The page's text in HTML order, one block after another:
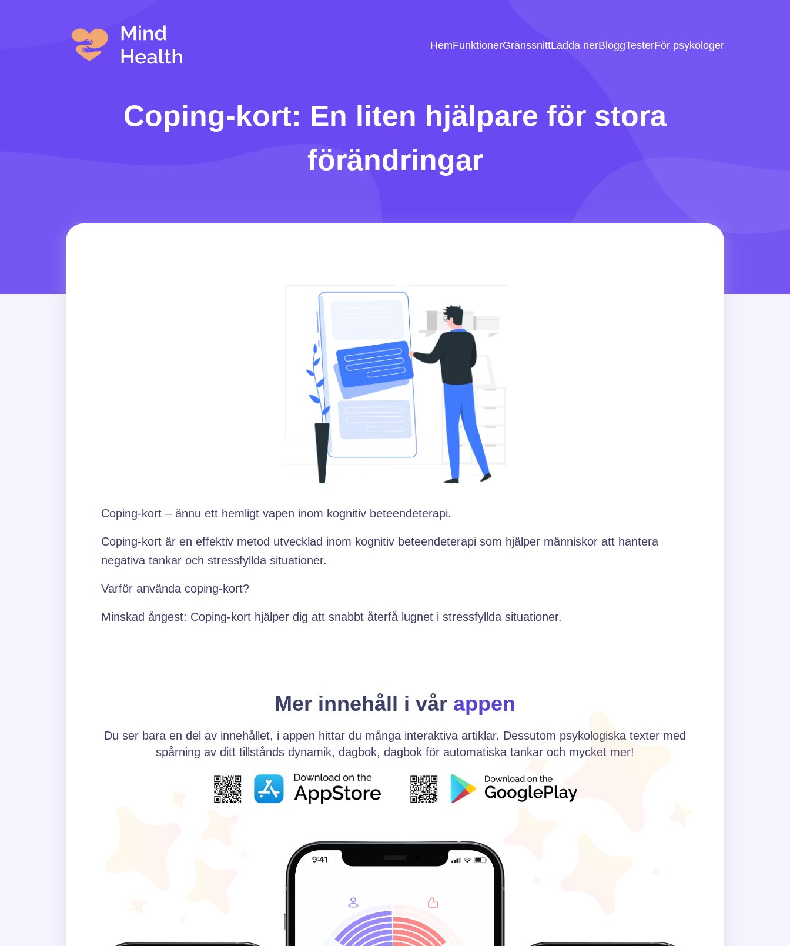
HemFunktionerGränssnittLadda nerBloggTesterFör psykologer
Coping-kort: En liten hjälpare för stora
förändringar
Coping-kort – ännu ett hemligt vapen inom kognitiv beteendeterapi.
Coping-kort är en effektiv metod utvecklad inom kognitiv beteendeterapi som hjälper människor att hantera
negativa tankar och stressfyllda situationer.
Varför använda coping-kort?
Minskad ångest: Coping-kort hjälper dig att snabbt återfå lugnet i stressfyllda situationer.
Mer innehåll i vår appen
Du ser bara en del av innehållet, i appen hittar du många interaktiva artiklar. Dessutom psykologiska texter med
spårning av ditt tillstånds dynamik, dagbok, dagbok för automatiska tankar och mycket mer!